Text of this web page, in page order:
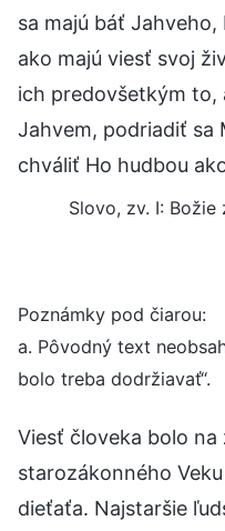
sa majú báť
ako majú viesť svoj
ich predovšetkým to,
Jahvem, podriadiť sa
chváliť Ho hudbou
Slovo, zv. I:
Poznámky pod čiarou:
a. Pôvodný text
bolo treba dodržiavať“.
Viesť človeka bolo na
starozákonného
dieťaťa. Najstaršie